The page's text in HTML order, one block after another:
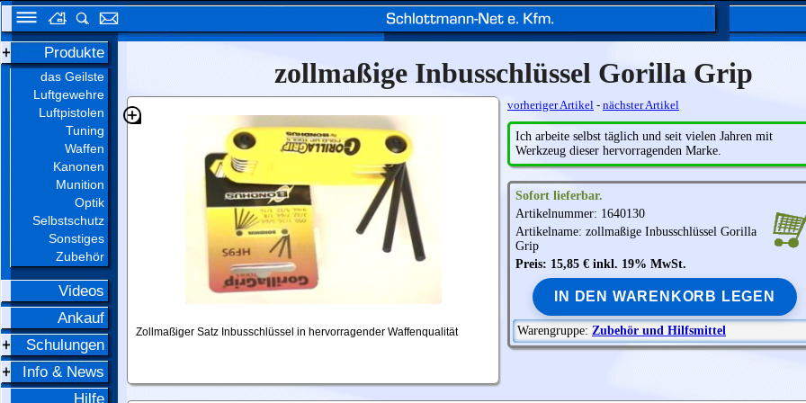
Produkte
das Geilste
Luftgewehre
Luftpistolen
Tuning
Waffen
Kanonen
Munition
Optik
Selbstschutz
Sonstiges
Zubehör
Videos
Ankauf
Schulungen
Info & News
Hilfe
zollmaßige Inbusschlüssel Gorilla Grip
Zollmaßiger Satz Inbusschlüssel in hervorragender Waffenqualität
vorheriger Artikel - nächster Artikel
Ich arbeite selbst täglich und seit vielen Jahren mit
Werkzeug dieser hervorragenden Marke.
Sofort lieferbar.
Artikelnummer: 1640130
Artikelname: zollmaßige Inbusschlüssel Gorilla
Grip
Preis: 15,85 € inkl. 19% MwSt.
IN DEN WARENKORB LEGEN
Warengruppe: Zubehör und Hilfsmittel